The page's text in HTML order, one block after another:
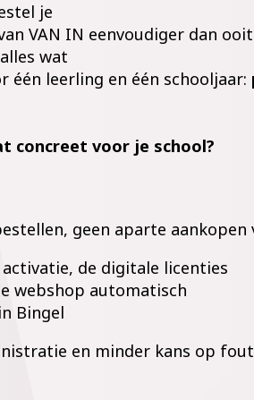
je
VAN IN eenvoudiger dan
wat
één leerling en één schooljaar:
concreet voor je school?
geen aparte
de digitale licenties
webshop automatisch
Bingel
en minder kans op